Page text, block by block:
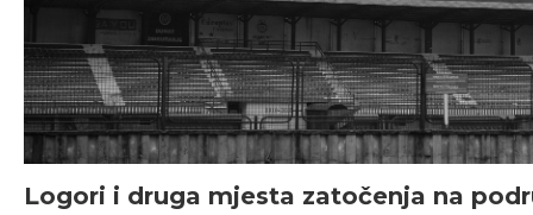
Logori i druga mjesta zatočenja na